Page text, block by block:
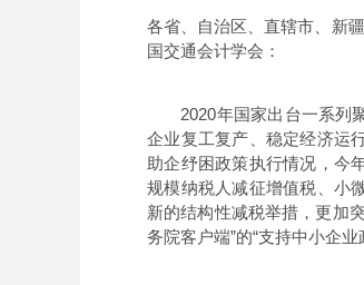
各省、自治区、直辖市、新
国交通会计学会：
2020年国家出台一系列聚
企业复工复产、稳定经济运
助企纾困政策执行情况，今
规模纳税人减征增值税、小
新的结构性减税举措，更加
务院客户端”的“支持中小企业